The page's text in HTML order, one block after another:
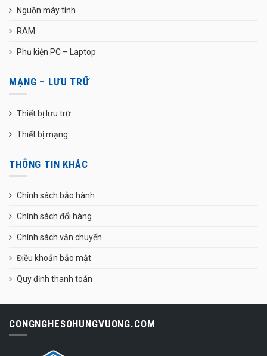
Nguồn máy tính
RAM
Phụ kiện PC – Laptop
MẠNG – LƯU TRỮ
Thiết bị lưu trữ
Thiết bị mạng
THÔNG TIN KHÁC
Chính sách bảo hành
Chính sách đổi hàng
Chính sách vận chuyển
Điều khoản bảo mật
Quy định thanh toán
CONGNGHESOHUNGVUONG.COM